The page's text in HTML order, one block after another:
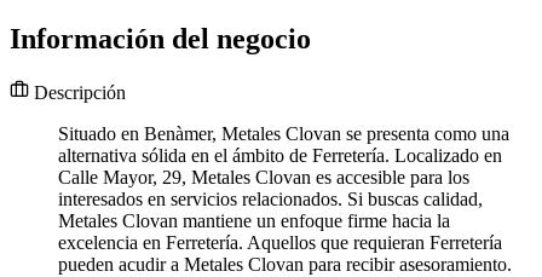
Información del negocio
Descripción
Situado en Benàmer, Metales Clovan se presenta como una
alternativa sólida en el ámbito de Ferretería. Localizado en
Calle Mayor, 29, Metales Clovan es accesible para los
interesados en servicios relacionados. Si buscas calidad,
Metales Clovan mantiene un enfoque firme hacia la
excelencia en Ferretería. Aquellos que requieran Ferretería
pueden acudir a Metales Clovan para recibir asesoramiento.